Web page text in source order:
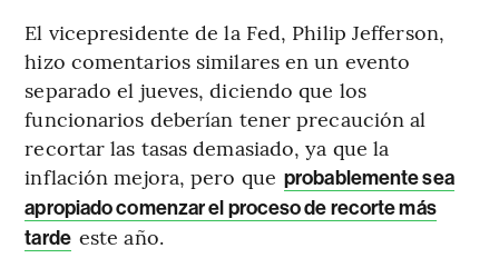
El vicepresidente de la Fed, Philip Jefferson,
hizo comentarios similares en un evento
separado el jueves, diciendo que los
funcionarios deberían tener precaución al
recortar las tasas demasiado, ya que la
inflación mejora, pero que probablemente sea
apropiado comenzar el proceso de recorte más
tarde este año.